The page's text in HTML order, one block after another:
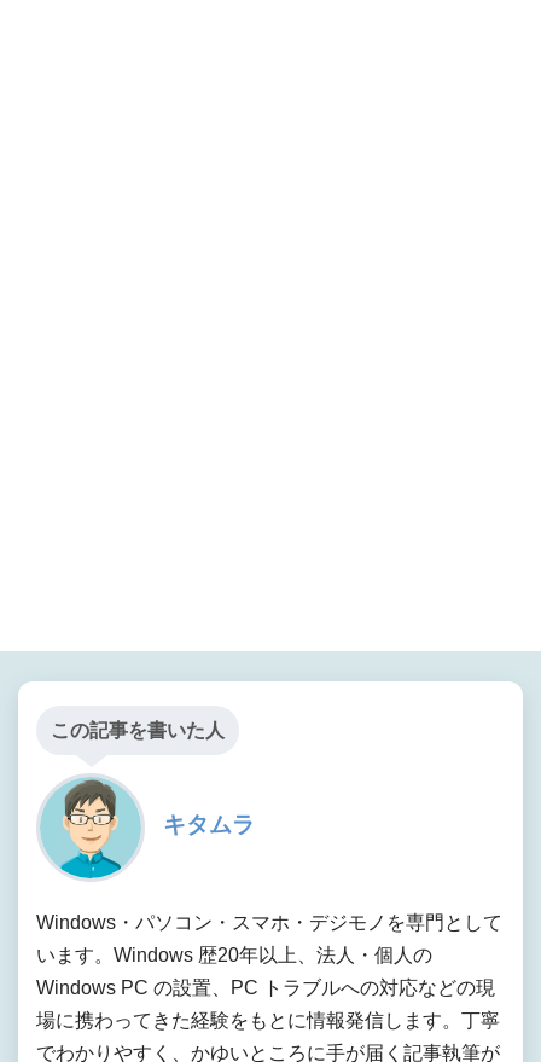
この記事を書いた人
キタムラ
Windows・パソコン・スマホ・デジモノを専門として
います。Windows 歴20年以上、法人・個人の
Windows PC の設置、PC トラブルへの対応などの現
場に携わってきた経験をもとに情報発信します。丁寧
でわかりやすく、かゆいところに手が届く記事執筆が